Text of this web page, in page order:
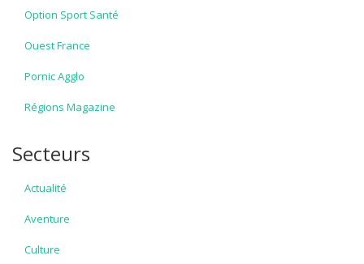
Option Sport Santé
Ouest France
Pornic Agglo
Régions Magazine
Secteurs
Actualité
Aventure
Culture